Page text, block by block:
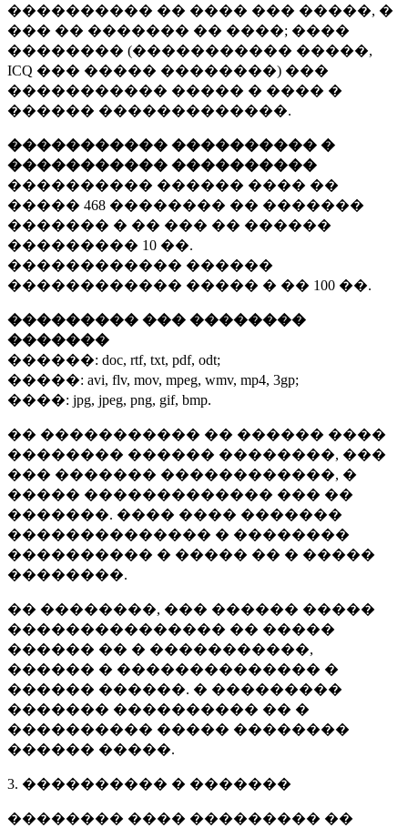
���������� �� ���� ��� �����, �
��� �� ������� �� ����; ����
�������� (����������� �����,
ICQ ��� ����� ��������) ���
����������� ����� � ���� �
������ �������������.
����������� ���������� �
����������� ����������
���������� ������ ���� ��
����� 468 �������� �� �������
������� � �� ��� �� ������
��������� 10 ��.
������������ ������
������������ ����� � �� 100 ��.
��������� ��� ��������
�������
������: doc, rtf, txt, pdf, odt;
�����: avi, flv, mov, mpeg, wmv, mp4, 3gp;
����: jpg, jpeg, png, gif, bmp.
�� ����������� �� ������ ����
�������� ������ ��������, ���
��� ������� ������������, �
����� ������������� ��� ��
�������. ���� ���� �������
�������������� � ��������
���������� � ����� �� � �����
��������.
�� ��������, ��� ������ �����
��������������� �� �����
������ �� � �����������,
������ � �������������� �
������ ������. � ���������
������� ���������� �� �
���������� ����� ��������
������ �����.
3. ���������� � �������
�������� ���� ��������� ��